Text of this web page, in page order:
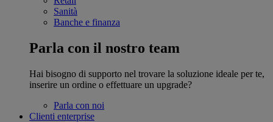
Sanità
Banche e finanza
Parla con il nostro team
Hai bisogno di supporto nel trovare la soluzione ideale per te,
inserire un ordine o effettuare un upgrade?
Parla con noi
Clienti enterprise